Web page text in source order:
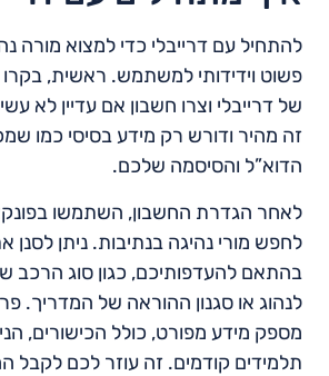
להתחיל עם דרייבלי כדי למצוא מורה
פשוט וידידותי למשתמש. ראשית,
של דרייבלי וצרו חשבון אם עדיין לא
זה מהיר ודורש רק מידע בסיסי כמו
הדוא”ל והסיסמה שלכם.
לאחר הגדרת החשבון, השתמשו
לחפש מורי נהיגה בנתיבות. ניתן לסנן
בהתאם להעדפותיכם, כגון סוג הרכב
לנהוג או סגנון ההוראה של המדריך.
מספק מידע מפורט, כולל הכישורים,
תלמידים קודמים. זה עוזר לכם לקבל